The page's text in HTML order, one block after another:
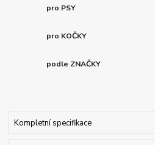
pro PSY
pro KOČKY
podle ZNAČKY
Kompletní specifikace